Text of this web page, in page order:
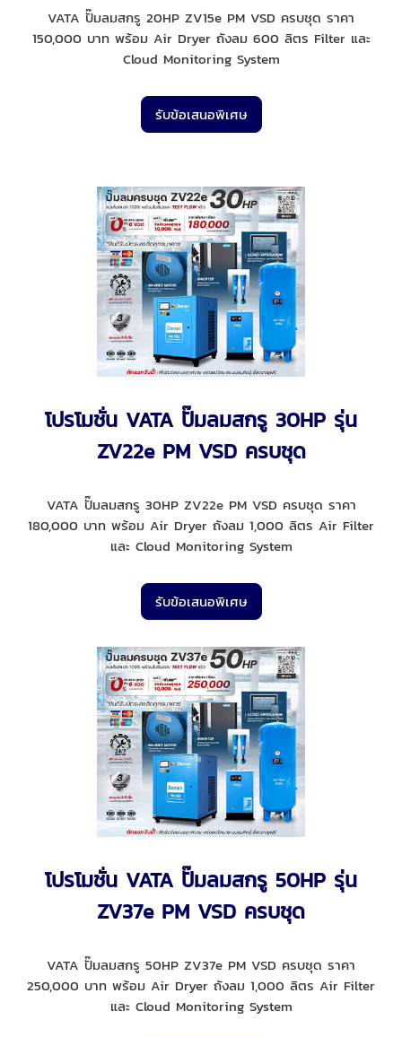
VATA ปั๊มลมสกรู 20HP ZV15e PM VSD ครบชุด ราคา
150,000 บาท พร้อม Air Dryer ถังลม 600 ลิตร Filter และ
Cloud Monitoring System
รับข้อเสนอพิเศษ
โปรโมชั่น VATA ปั๊มลมสกรู 30HP รุ่น
ZV22e PM VSD ครบชุด
VATA ปั๊มลมสกรู 30HP ZV22e PM VSD ครบชุด ราคา
180,000 บาท พร้อม Air Dryer ถังลม 1,000 ลิตร Air Filter
และ Cloud Monitoring System
รับข้อเสนอพิเศษ
โปรโมชั่น VATA ปั๊มลมสกรู 50HP รุ่น
ZV37e PM VSD ครบชุด
VATA ปั๊มลมสกรู 50HP ZV37e PM VSD ครบชุด ราคา
250,000 บาท พร้อม Air Dryer ถังลม 1,000 ลิตร Air Filter
และ Cloud Monitoring System